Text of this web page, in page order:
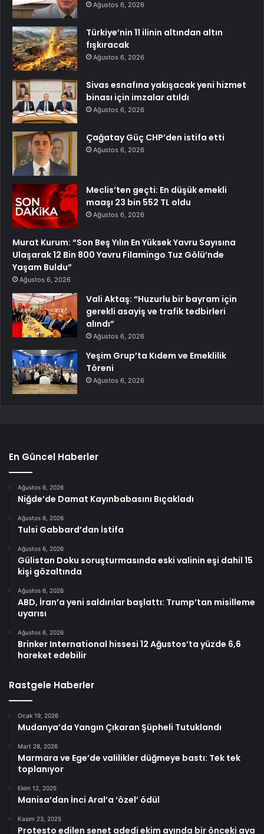
Ağustos 6, 2026
Türkiye’nin 11 ilinin altından altın
fışkıracak
Ağustos 6, 2026
Sivas esnafına yakışacak yeni hizmet
binası için imzalar atıldı
Ağustos 6, 2026
Çağatay Güç CHP’den istifa etti
Ağustos 6, 2026
Meclis’ten geçti: En düşük emekli
maaşı 23 bin 552 TL oldu
Ağustos 6, 2026
Murat Kurum: “Son Beş Yılın En Yüksek Yavru Sayısına
Ulaşarak 12 Bin 800 Yavru Filamingo Tuz Gölü’nde
Yaşam Buldu”
Ağustos 6, 2026
Vali Aktaş: “Huzurlu bir bayram için
gerekli asayiş ve trafik tedbirleri
alındı”
Ağustos 6, 2026
Yeşim Grup’ta Kıdem ve Emeklilik
Töreni
Ağustos 6, 2026
En Güncel Haberler
Ağustos 6, 2026
Niğde’de Damat Kayınbabasını Bıçakladı
Ağustos 6, 2026
Tulsi Gabbard’dan İstifa
Ağustos 6, 2026
Gülistan Doku soruşturmasında eski valinin eşi dahil 15
kişi gözaltında
Ağustos 6, 2026
ABD, İran’a yeni saldırılar başlattı: Trump’tan misilleme
uyarısı
Ağustos 6, 2026
Brinker International hissesi 12 Ağustos’ta yüzde 6,6
hareket edebilir
Rastgele Haberler
Ocak 19, 2026
Mudanya’da Yangın Çıkaran Şüpheli Tutuklandı
Mart 28, 2026
Marmara ve Ege’de valilikler düğmeye bastı: Tek tek
toplanıyor
Ekim 12, 2025
Manisa’dan İnci Aral’a ‘özel’ ödül
Kasım 23, 2025
Protesto edilen senet adedi ekim ayında bir önceki aya